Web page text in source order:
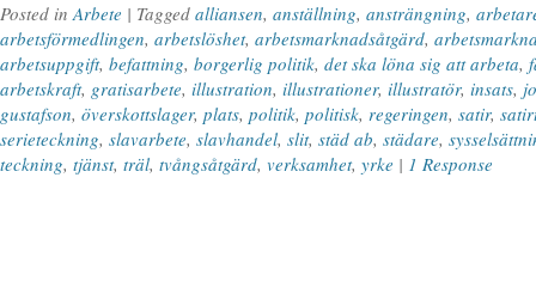
Posted inArbete | Tagged alliansen, anställning, ansträngning,
arbetsförmedlingen, arbetslöshet, arbetsmarknadsåtgärd,
arbetsuppgift, befattning, borgerlig politik, det ska löna sig att arbeta,
arbetskraft, gratisarbete, illustration, illustrationer, illustratör, insats,
gustafson, överskottslager, plats, politik, politisk, regeringen, satir,
serieteckning, slavarbete, slavhandel, slit, städ ab, städare,
teckning, tjänst, träl, tvångsåtgärd, verksamhet, yrke | 1 Response